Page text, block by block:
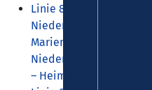
Linie 81: Torney –
Niederbieber
Marienstraße (-
Niederbieber
– Heimbach-Weis –